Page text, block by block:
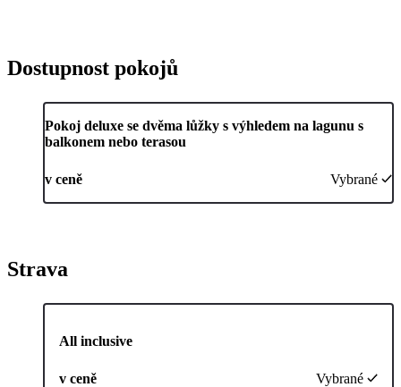
Dostupnost pokojů
Pokoj deluxe se dvěma lůžky s výhledem na lagunu s
balkonem nebo terasou
v ceně Vybrané
Strava
All inclusive
v ceně Vybrané